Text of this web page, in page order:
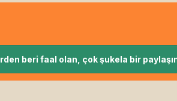
beri faal olan, çok şukela bir